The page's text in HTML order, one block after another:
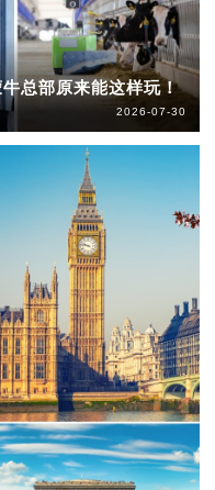
总部原来能这样玩！
2026-07-30